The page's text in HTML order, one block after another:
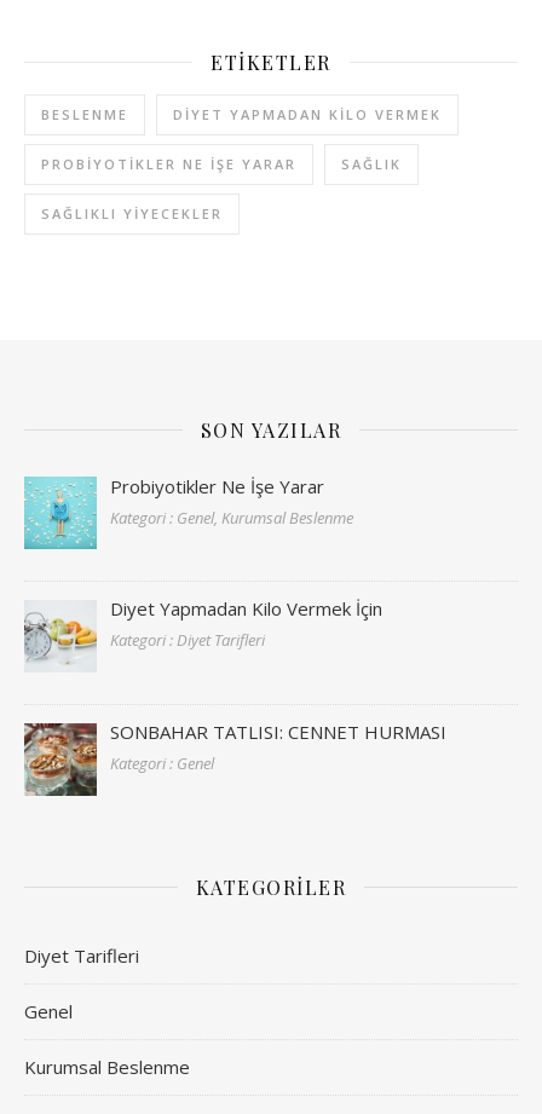
ETIKETLER
BESLENME DIYET YAPMADAN KILO VERMEK
PROBIYOTIKLER NE İŞE YARAR SAĞLIK
SAĞLIKLI YIYECEKLER
SON YAZILAR
Probiyotikler Ne İşe Yarar
Kategori : Genel, Kurumsal Beslenme
Diyet Yapmadan Kilo Vermek İçin
Kategori : Diyet Tarifleri
SONBAHAR TATLISI: CENNET HURMASI
Kategori : Genel
KATEGORILER
Diyet Tarifleri
Genel
Kurumsal Beslenme